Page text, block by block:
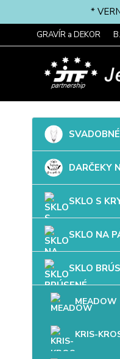
*
GRAVÍR a DEKOR
DARČEKY
SKLO S
SKLO NA
SKLO
MEADOW
KRIS-